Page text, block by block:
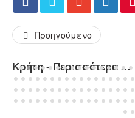
Προηγούμενο
Κρήτη - Περισσότερα Άρθρα...